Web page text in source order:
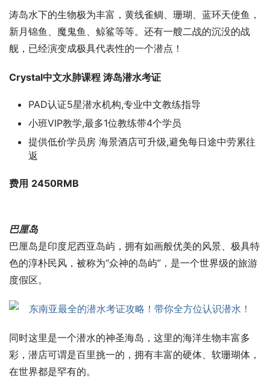
涛岛水下的生物极为丰富，黄线雀鲷、珊瑚、蓝环天使鱼，
新月锦鱼、魔鬼鱼、鲸鲨等等。还有一艘二战的沉没的战
舰，已经演变成极具代表性的一个潜点！
Crystal中文水肺课程 涛岛潜水考证
PAD认证5星潜水机构,专业中文教练指导
小班VIP教学,最多1位教练带4个学员
提供低价学员房 海景酒店可升级,避免每日途中劳累往
返
费用 2450RMB
巴厘岛
巴厘岛是印度尼西亚岛屿，拥有如画般优美的风景、极具特
色的淳朴民风，被称为“众神的岛屿”，是一个世界级的旅游
度假区。
同时这里是一个潜水的神圣海岛，这里的海洋生物丰富多
彩，潜店可谓是百里挑一的，拥有丰富的硬体、软珊瑚体，
在世界都是罕有的。